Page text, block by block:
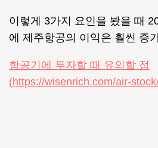
이렇게 3가지 요인을 봤을 때
에 제주항공의 이익은 훨씬 증
항공기에 투자할 때 유의할 점
(https://wisenrich.com/air-